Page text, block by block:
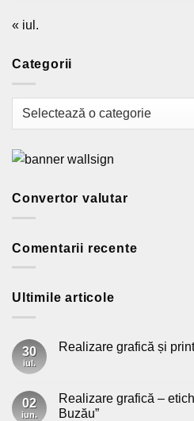
« iul.
Categorii
Categorii
Convertor valutar
Comentarii recente
Ultimile articole
30
iul.
Realizare grafică și
Realizare
grafică
și
02
iun.
Realizare grafică –
Buzău”